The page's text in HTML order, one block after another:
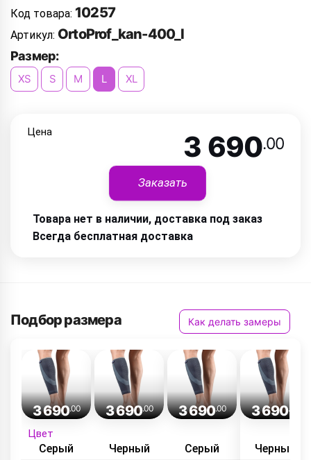
Код товара: 10257
Артикул: OrtoProf_kan-400_l
Размер:
XS S M L XL
Цена 3 690.00
Заказать
Товара нет в наличии, доставка под заказ
Всегда бесплатная доставка
Подбор размера Как делать замеры
Цвет
3 690.00
Серый
3 690.00
Черный
3 690.00
Серый
3 690.00
Черный